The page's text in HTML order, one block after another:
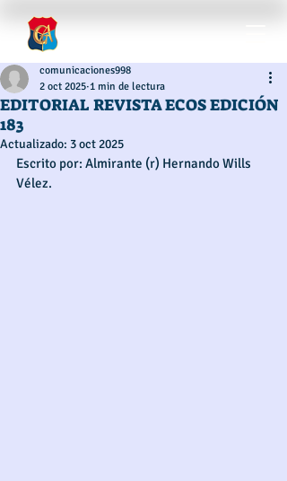
EDITORIAL REVISTA ECOS EDICIÓN
183
comunicaciones998
2 oct 2025 1 min de lectura
Actualizado: 3 oct 2025
Escrito por: Almirante (r) Hernando Wills
Vélez.